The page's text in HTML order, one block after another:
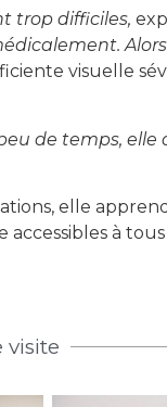
trop difficiles,
visuelle
de temps, elle
elle
à
visite